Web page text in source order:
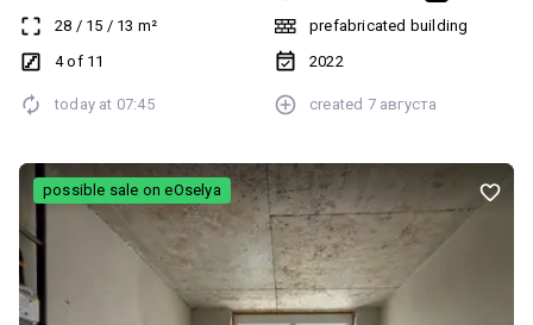
28 / 15 / 13 m²
4 of 11
prefabricated building
2022
today at 07:45 created 7 августа
possible sale on eOselya